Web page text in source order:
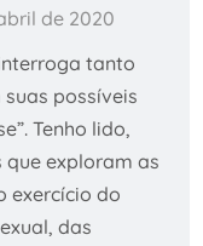
de 2020
tanto
possíveis
Tenho lido,
exploram as
exercício do
das